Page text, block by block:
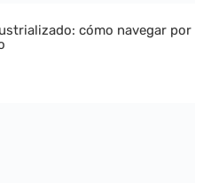
cómo navegar por